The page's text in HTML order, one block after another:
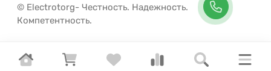
© Electrotorg- Честность. Надежность.
Компетентность.